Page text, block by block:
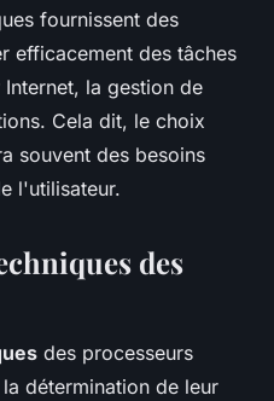
fournissent des
efficacement des tâches
la gestion de
Cela dit, le choix
souvent des besoins
l'utilisateur.
des
des processeurs
détermination de leur